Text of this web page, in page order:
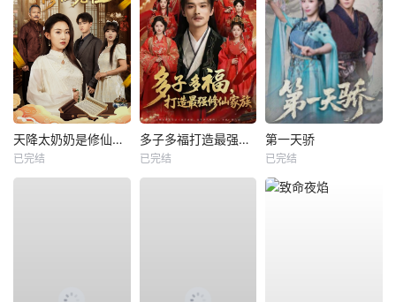
天降太奶奶是修仙老祖
已完结
多子多福打造最强修仙家族
已完结
第一天骄
已完结